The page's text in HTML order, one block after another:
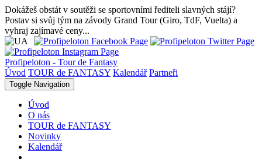
Dokážeš obstát v soutěži se sportovními řediteli slavných stájí?
Postav si svůj tým na závody Grand Tour (Giro, TdF, Vuelta) a
vyhraj zajímavé ceny...
Profipeloton - Tour de Fantasy
Úvod TOUR de FANTASY Kalendář Partneři
Toggle Navigation
Úvod
O nás
TOUR de FANTASY
Novinky
Kalendář